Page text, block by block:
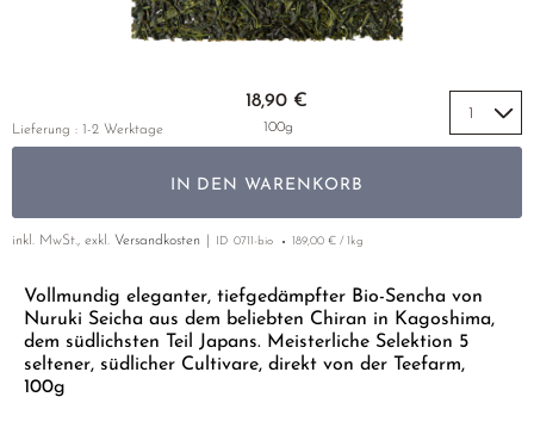
EMPFEHLUNGEN
LUSHAN CLOUD & MIST
SUI TONG CHA
TAIPING HOUKUI
WHITE CRANE WAVE
SORTEN ÜBERSICHT CHINA
MIYAZAKI
SHIBUSHI
UJI
YAME
YUNNAN
GELBER TEE
SETS & GIFTS
PHOENIX DANCONG
ZHANGPING SHUI XIAN
JAPAN
THAILAND
EMPFEHLUNGEN
SETS & GIFTS
TÜRKEI
EMPFEHLUNGEN
SETS & GIFTS
NACH SORTE
MATE TEE
SELTENE INCENCES
Vollmundig eleganter, tiefgedämpfter Bio-Sencha von
Nuruki Seicha aus dem beliebten Chiran in Kagoshima,
dem südlichsten Teil Japans. Meisterliche Selektion 5
seltener, südlicher Cultivare, direkt von der Teefarm,
100g
18,90 €
100g
IN DEN WARENKORB
Lieferung : 1-2 Werktage
inkl. MwSt., exkl. Versandkosten ID 0711-bio 189,00 € / 1kg